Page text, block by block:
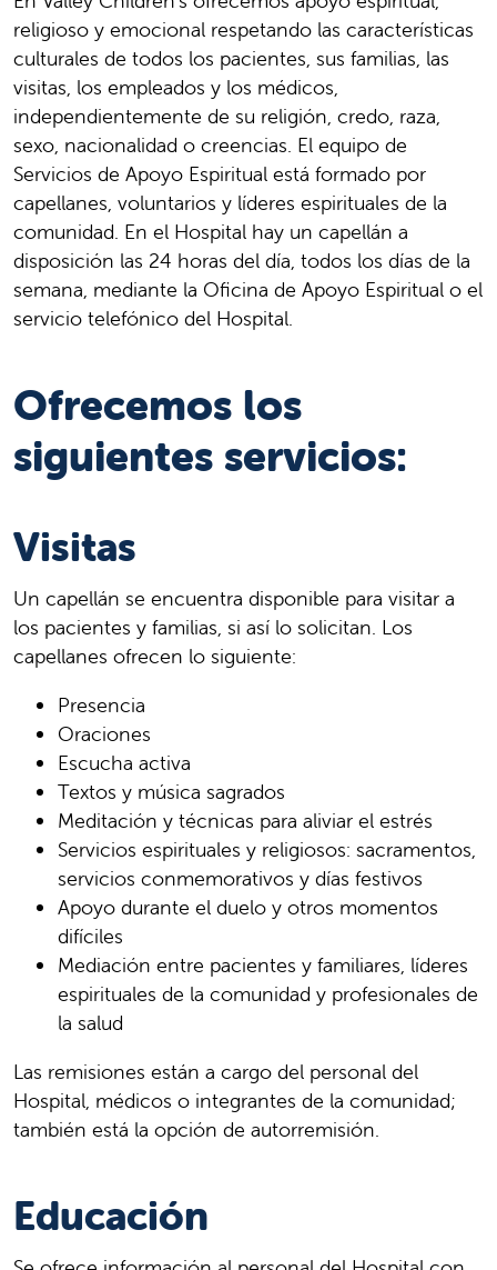
religioso y emocional respetando las características
culturales de todos los pacientes, sus familias, las
visitas, los empleados y los médicos,
independientemente de su religión, credo, raza,
sexo, nacionalidad o creencias. El equipo de
Servicios de Apoyo Espiritual está formado por
capellanes, voluntarios y líderes espirituales de la
comunidad. En el Hospital hay un capellán a
disposición las 24 horas del día, todos los días de la
semana, mediante la Oficina de Apoyo Espiritual o el
servicio telefónico del Hospital.
Ofrecemos los
siguientes servicios:
Visitas
Un capellán se encuentra disponible para visitar a
los pacientes y familias, si así lo solicitan. Los
capellanes ofrecen lo siguiente:
Presencia
Oraciones
Escucha activa
Textos y música sagrados
Meditación y técnicas para aliviar el estrés
Servicios espirituales y religiosos: sacramentos,
servicios conmemorativos y días festivos
Apoyo durante el duelo y otros momentos
difíciles
Mediación entre pacientes y familiares, líderes
espirituales de la comunidad y profesionales de
la salud
Las remisiones están a cargo del personal del
Hospital, médicos o integrantes de la comunidad;
también está la opción de autorremisión.
Educación